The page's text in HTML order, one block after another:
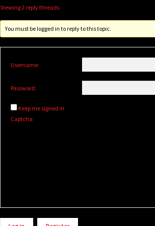
Viewing 2 reply threads
You must be logged in to reply to this topic.
Username:
Password:
Keep me signed in
Captcha